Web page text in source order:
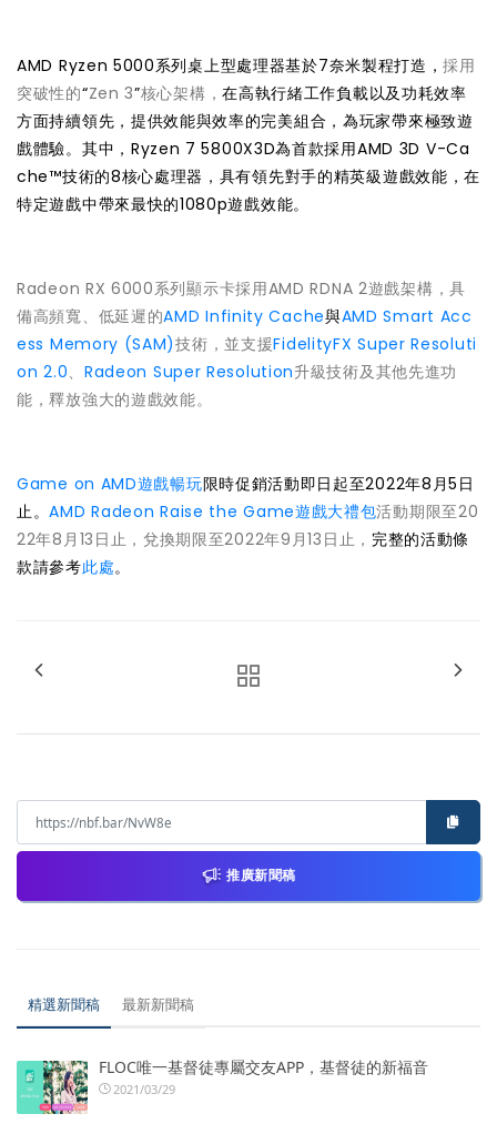
AMD Ryzen 5000系列桌上型處理器基於7奈米製程打造，採用
突破性的“Zen 3”核心架構，在高執行緒工作負載以及功耗效率
方面持續領先，提供效能與效率的完美組合，為玩家帶來極致遊
戲體驗。其中，Ryzen 7 5800X3D為首款採用AMD 3D V-Ca
che™技術的8核心處理器，具有領先對手的精英級遊戲效能，在
特定遊戲中帶來最快的1080p遊戲效能。
Radeon RX 6000系列顯示卡採用AMD RDNA 2遊戲架構，具
備高頻寬、低延遲的AMD Infinity Cache與AMD Smart Acc
ess Memory (SAM)技術，並支援FidelityFX Super Resoluti
on 2.0、 Radeon Super Resolution升級技術及其他先進功
能，釋放強大的遊戲效能。
Game on AMD遊戲暢玩限時促銷活動即日起至2022年8月5日
止。AMD Radeon Raise the Game遊戲大禮包活動期限至20
22年8月13日止，兌換期限至2022年9月13日止， 完整的活動條
款請參考此處。
推廣新聞稿
精選新聞稿 最新新聞稿
FLOC唯一基督徒專屬交友APP，基督徒的新福音
2021/03/29